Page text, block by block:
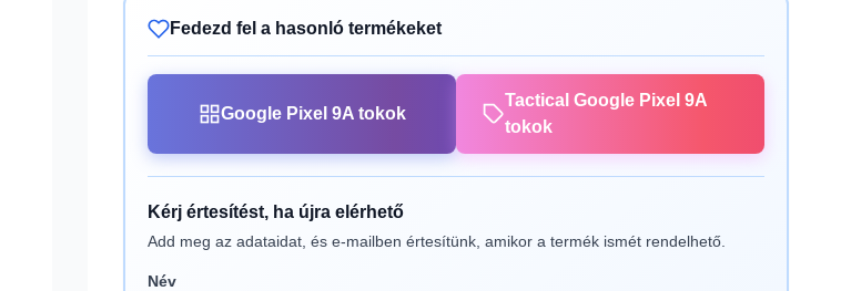
Fedezd fel a hasonló termékeket
Google Pixel 9A tokok
Tactical Google Pixel 9A
tokok
Kérj értesítést, ha újra elérhető
Add meg az adataidat, és e-mailben értesítünk, amikor a termék ismét rendelhető.
Név